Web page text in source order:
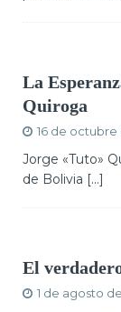
La
Quiroga
16 de octubre
Jorge «Tuto»
de Bolivia […]
El
1 de agosto